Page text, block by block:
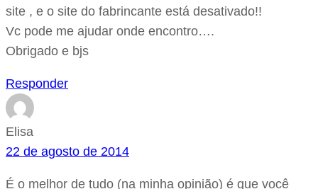
site , e o site do fabrincante está desativado!!
Vc pode me ajudar onde encontro….
Obrigado e bjs
Responder
Elisa
22 de agosto de 2014
É o melhor de tudo (na minha opinião) é que você